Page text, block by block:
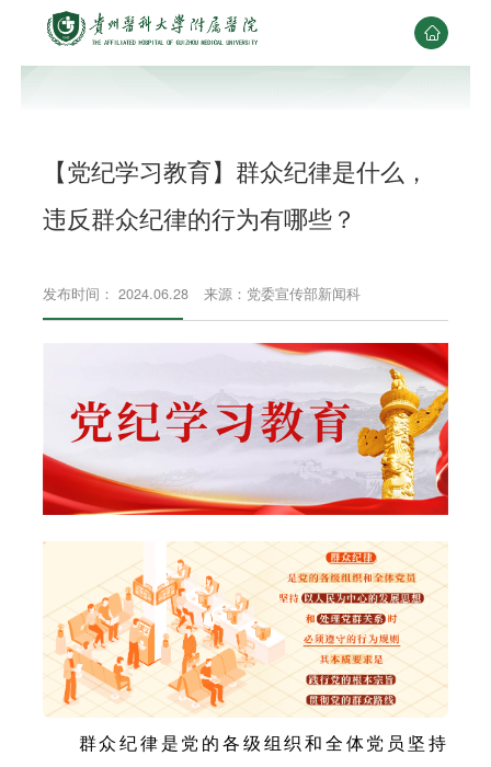

【党纪学习教育】​群众纪律是什么，
违反群众纪律的行为有哪些？
发布时间： 2024.06.28 来源：党委宣传部新闻科
群众纪律是党的各级组织和全体党员坚持